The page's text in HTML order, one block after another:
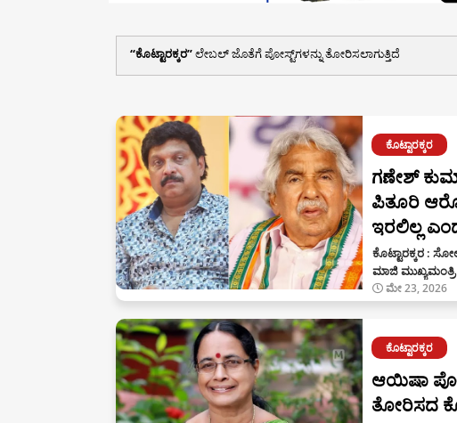
ಕೊಟ್ಟಾರಕ್ಕರ ಲೇಬಲ್ ಜೊತೆಗೆ ಪೋಸ್ಟ್‌ಗಳನ್ನು ತೋರಿಸಲಾಗುತ್ತಿದೆ
ಕೊಟ್ಟಾರಕ್ಕರ
ಗಣೇಶ್
ಪಿತೂರಿ
ಇರಲಿಲ್ಲ
ಕೊಟ್ಟಾರಕ್ಕರ :
ಮಾಜಿ
ಮೇ 23, 2026
ಕೊಟ್ಟಾರಕ್ಕರ
ಆಯಿಷಾ
ತೋರಿಸದ